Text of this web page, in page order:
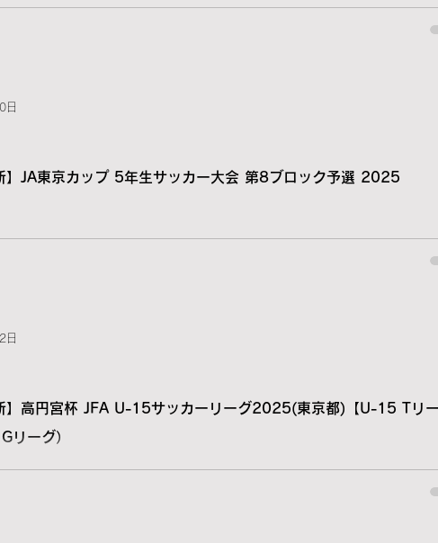
】JA東京カップ 5年生サッカー大会 第8ブロック予選 2025
日
】高円宮杯 JFA U-15サッカーリーグ2025(東京都)【U-15 Tリー
リーグ）
日